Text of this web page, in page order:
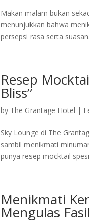
Makan malam bukan
menunjukkan bahwa
persepsi rasa serta
Resep
Bliss”
by The Grantage Hotel |
Sky Lounge di The
sambil menikmati
punya resep mocktail
Menikmati
Mengulas